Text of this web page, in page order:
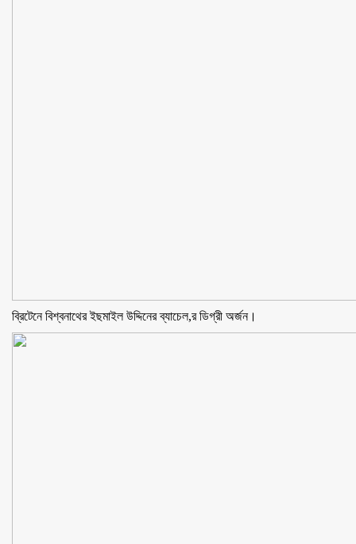
ব্রিটেনে বিশ্বনাথের ইছমাইল উদ্দিনের ব্যাচেল,র ডিগ্রী অর্জন।